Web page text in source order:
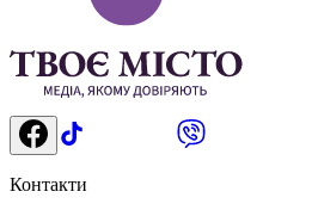
Контакти